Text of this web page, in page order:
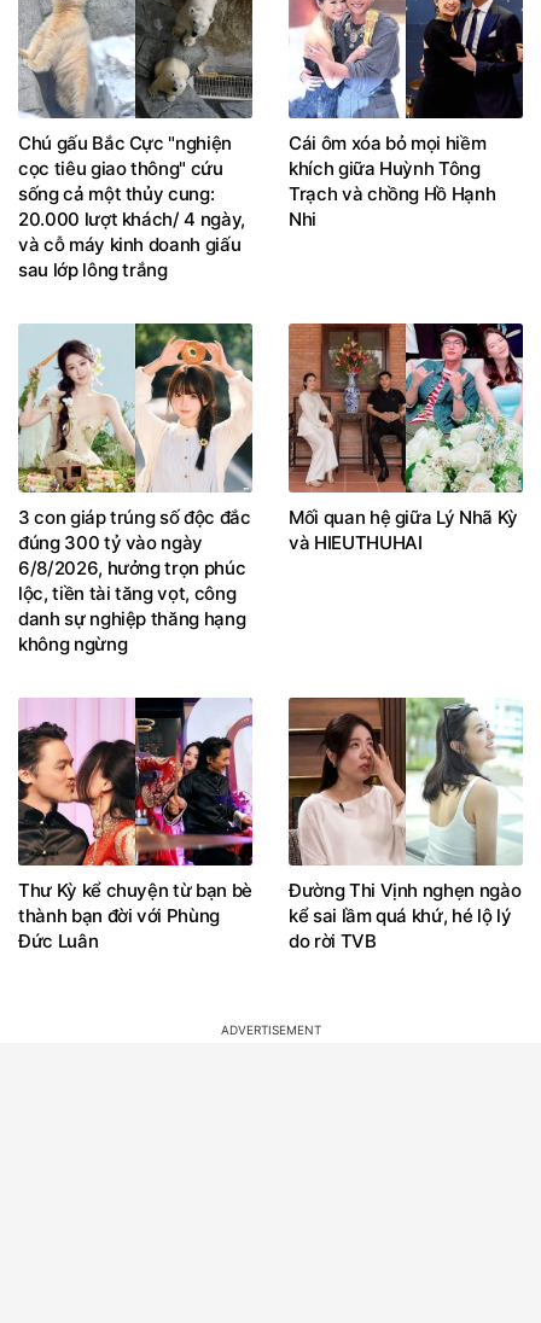
Chú gấu Bắc Cực "nghiện
cọc tiêu giao thông" cứu
sống cả một thủy cung:
20.000 lượt khách/ 4 ngày,
và cỗ máy kinh doanh giấu
sau lớp lông trắng
Cái ôm xóa bỏ mọi hiềm
khích giữa Huỳnh Tông
Trạch và chồng Hồ Hạnh
Nhi
3 con giáp trúng số độc đắc
đúng 300 tỷ vào ngày
6/8/2026, hưởng trọn phúc
lộc, tiền tài tăng vọt, công
danh sự nghiệp thăng hạng
không ngừng
Mối quan hệ giữa Lý Nhã Kỳ
và HIEUTHUHAI
Thư Kỳ kể chuyện từ bạn bè
thành bạn đời với Phùng
Đức Luân
Đường Thi Vịnh nghẹn ngào
kể sai lầm quá khứ, hé lộ lý
do rời TVB